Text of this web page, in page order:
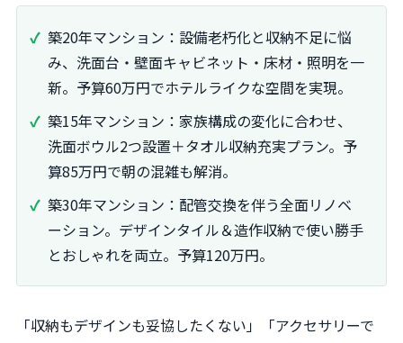
築20年マンション：設備老朽化と収納不足に悩
み、洗面台・壁面キャビネット・床材・照明を一
新。予算60万円でホテルライクな空間を実現。
築15年マンション：家族構成の変化に合わせ、
洗面ボウル2つ設置＋タオル収納充実プラン。予
算85万円で朝の混雑も解消。
築30年マンション：配管交換を伴う全面リノベ
ーション。デザインタイル＆造作収納で使い勝手
とおしゃれを両立。予算120万円。
「収納もデザインも妥協したくない」「アクセサリーで